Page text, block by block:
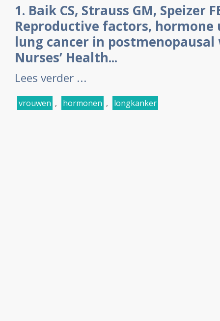
1. Baik CS, Strauss GM, Speizer
Reproductive factors, hormone
lung cancer in
Nurses’ Health...
Lees verder ...
vrouwen , hormonen , longkanker